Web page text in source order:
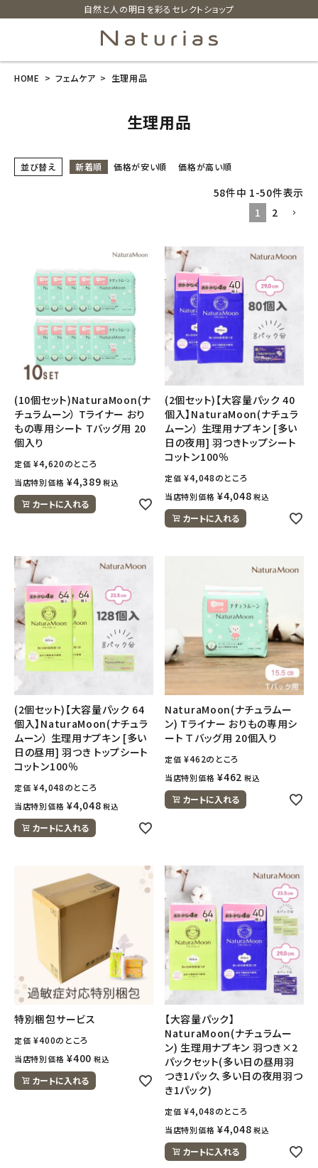
自然と人の明日を彩るセレクトショップ
新商品
衛生用品
日用品雑貨
フェムケア
キッズ・ベビー・マタニティ
キッチン用品
フード・ドリンク
定期購入
オリジナルブランド
ナチュラムーン
エコリュクス
エコメイト
ナチュラプラス
アルマウィン
アルモニベルツ
ご利用ガイド等
アカウント情報
meeting_room ログイン person 会員登録
HOME フェムケア 生理用品
生理用品
並び替え 新着順 価格が安い順 価格が高い順
58件中 1-50件表示
1
2
(10個セット)NaturaMoon(ナ
チュラムーン） Tライナー おり
もの専用シート Tバッグ用 20
個入り
定価 ¥4,620のところ
当店特別価格 ¥4,389 税込
カートに入れる
(2個セット)【大容量パック 40
個入】NaturaMoon(ナチュラ
ムーン） 生理用ナプキン [多い
日の夜用] 羽つきトップシート
コットン100％
定価 ¥4,048のところ
当店特別価格 ¥4,048 税込
カートに入れる
(2個セット)【大容量パック 64
個入】NaturaMoon(ナチュラ
ムーン） 生理用ナプキン [多い
日の昼用] 羽つき トップシート
コットン100％
定価 ¥4,048のところ
当店特別価格 ¥4,048 税込
カートに入れる
NaturaMoon(ナチュラムー
ン) Tライナー おりもの専用シ
ート Ｔバッグ用 20個入り
定価 ¥462のところ
当店特別価格 ¥462 税込
カートに入れる
特別梱包サービス
定価 ¥400のところ
当店特別価格 ¥400 税込
カートに入れる
【大容量パック】
NaturaMoon(ナチュラムー
ン) 生理用ナプキン 羽つき×2
パックセット(多い日の昼用羽
つき1パック、多い日の夜用羽つ
き1パック)
定価 ¥4,048のところ
当店特別価格 ¥4,048 税込
カートに入れる